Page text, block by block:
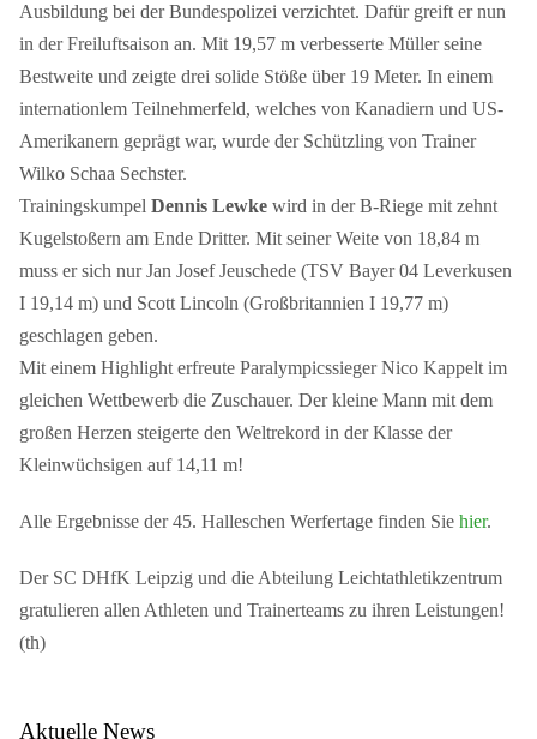
Ausbildung bei der Bundespolizei verzichtet. Dafür greift er nun
in der Freiluftsaison an. Mit 19,57 m verbesserte Müller seine
Bestweite und zeigte drei solide Stöße über 19 Meter. In einem
internationlem Teilnehmerfeld, welches von Kanadiern und US-
Amerikanern geprägt war, wurde der Schützling von Trainer
Wilko Schaa Sechster.
Trainingskumpel Dennis Lewkewird in der B-Riege mit zehnt
Kugelstoßern am Ende Dritter. Mit seiner Weite von 18,84 m
muss er sich nur Jan Josef Jeuschede (TSV Bayer 04 Leverkusen
I 19,14 m) und Scott Lincoln (Großbritannien I 19,77 m)
geschlagen geben.
Mit einem Highlight erfreute Paralympicssieger Nico Kappelt im
gleichen Wettbewerb die Zuschauer. Der kleine Mann mit dem
großen Herzen steigerte den Weltrekord in der Klasse der
Kleinwüchsigen auf 14,11 m!
Alle Ergebnisse der 45. Halleschen Werfertage finden Sie hier.
Der SC DHfK Leipzig und die Abteilung Leichtathletikzentrum
gratulieren allen Athleten und Trainerteams zu ihren Leistungen!
(th)
Aktuelle News